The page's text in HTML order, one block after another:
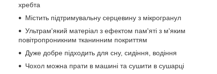
хребта
Містить підтримувальну серцевину з мікрогранул
Ультрам'який матеріал з ефектом пам'яті з м'яким
повітропроникним тканинним покриттям
Дуже добре підходить для сну, сидіння, водіння
Чохол можна прати в машині та сушити в сушарці